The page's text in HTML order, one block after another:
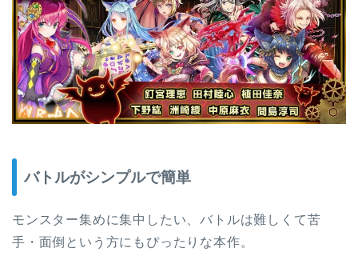
バトルがシンプルで簡単
モンスター集めに集中したい、バトルは難しくて苦
手・面倒という方にもぴったりな本作。